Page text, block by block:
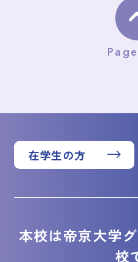
在学生の方
本校は帝京大学
校